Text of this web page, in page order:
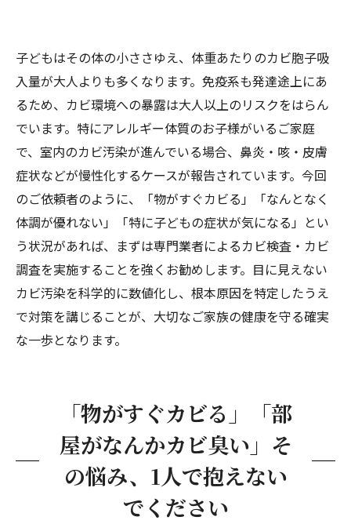
子どもはその体の小ささゆえ、体重あたりのカビ胞子吸
入量が大人よりも多くなります。免疫系も発達途上にあ
るため、カビ環境への暴露は大人以上のリスクをはらん
でいます。特にアレルギー体質のお子様がいるご家庭
で、室内のカビ汚染が進んでいる場合、鼻炎・咳・皮膚
症状などが慢性化するケースが報告されています。今回
のご依頼者のように、「物がすぐカビる」「なんとなく
体調が優れない」「特に子どもの症状が気になる」とい
う状況があれば、まずは専門業者によるカビ検査・カビ
調査を実施することを強くお勧めします。目に見えない
カビ汚染を科学的に数値化し、根本原因を特定したうえ
で対策を講じることが、大切なご家族の健康を守る確実
な一歩となります。
「物がすぐカビる」「部
屋がなんかカビ臭い」そ
の悩み、1人で抱えない
でください